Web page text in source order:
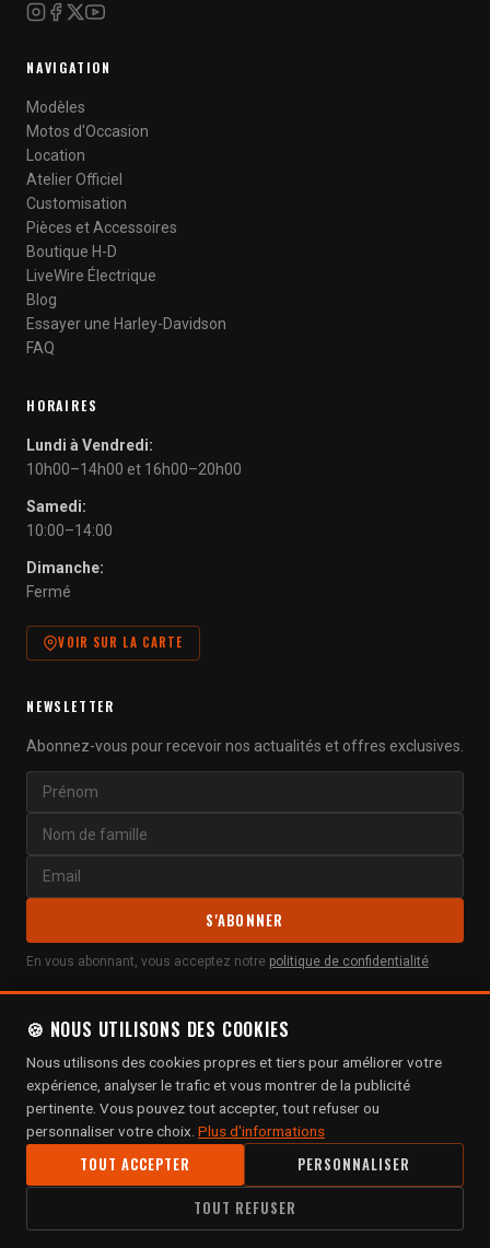
NAVIGATION
Modèles
Motos d'Occasion
Location
Atelier Officiel
Customisation
Pièces et Accessoires
Boutique H-D
LiveWire Électrique
Blog
Essayer une Harley-Davidson
FAQ
HORAIRES
Lundi à Vendredi:
10h00–14h00 et 16h00–20h00
Samedi:
10:00–14:00
Dimanche:
Fermé
VOIR SUR LA CARTE
NEWSLETTER
Abonnez-vous pour recevoir nos actualités et offres exclusives.
S'ABONNER
En vous abonnant, vous acceptez notre politique de confidentialité.
© 2026 Espacio Harley-Davidson Barcelona. Tous droits réservés.
🍪 NOUS UTILISONS DES COOKIES
Nous utilisons des cookies propres et tiers pour améliorer votre
expérience, analyser le trafic et vous montrer de la publicité
pertinente. Vous pouvez tout accepter, tout refuser ou
personnaliser votre choix. Plus d'informations
TOUT ACCEPTER PERSONNALISER
TOUT REFUSER